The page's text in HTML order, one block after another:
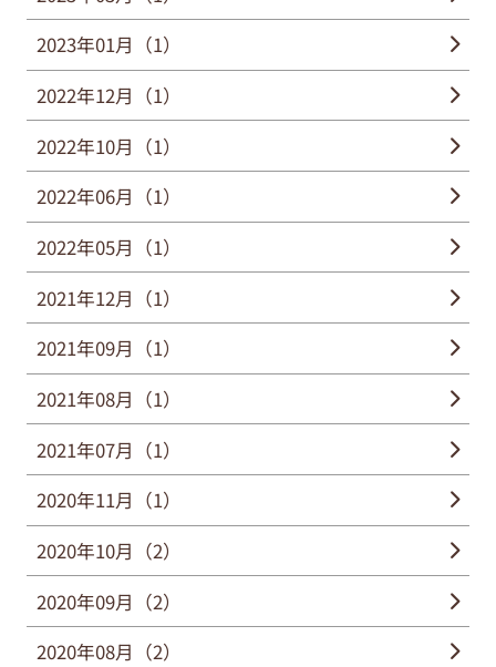
2023年01月（1）
2022年12月（1）
2022年10月（1）
2022年06月（1）
2022年05月（1）
2021年12月（1）
2021年09月（1）
2021年08月（1）
2021年07月（1）
2020年11月（1）
2020年10月（2）
2020年09月（2）
2020年08月（2）